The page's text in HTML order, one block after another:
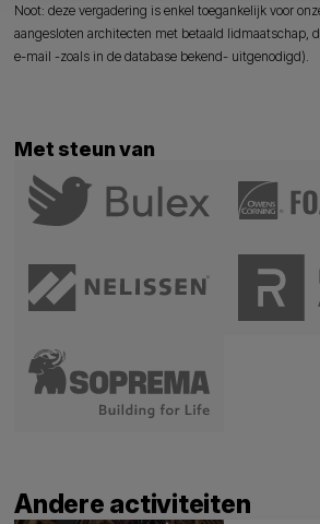
Noot: deze vergadering is enkel toegankelijk voor
aangesloten architecten met betaald lidmaatschap,
e-mail -zoals in de database bekend- uitgenodigd).
Met steun van
Andere activiteiten